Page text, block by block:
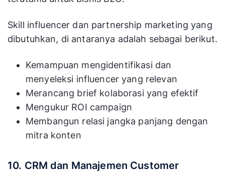
Skill influencer dan partnership marketing yang
dibutuhkan, di antaranya adalah sebagai berikut.
Kemampuan mengidentifikasi dan
menyeleksi influencer yang relevan
Merancang brief kolaborasi yang efektif
Mengukur ROI campaign
Membangun relasi jangka panjang dengan
mitra konten
10. CRM dan Manajemen Customer